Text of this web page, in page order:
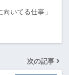
いてる仕事」
次の記事